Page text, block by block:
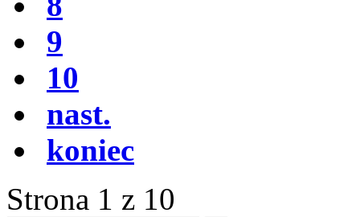
9
10
nast.
koniec
Strona 1 z 10